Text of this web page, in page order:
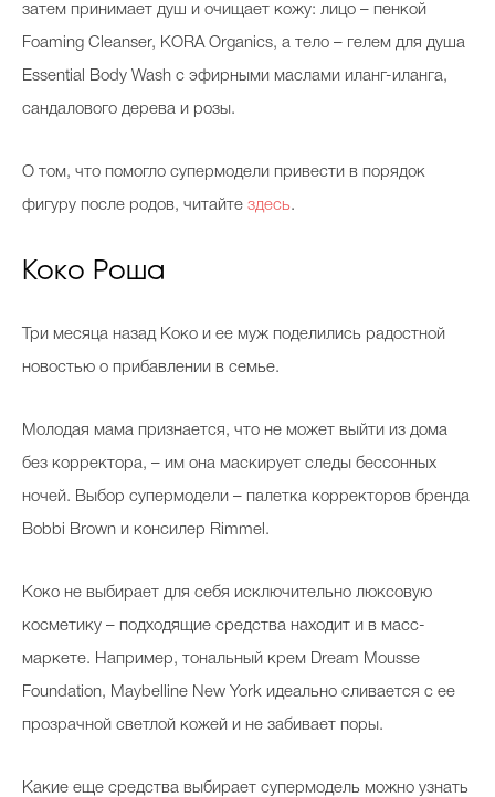
затем принимает душ и очищает кожу: лицо – пенкой
Foaming Cleanser, KORA Organics, а тело – гелем для душа
Essential Body Wash с эфирными маслами иланг-иланга,
сандалового дерева и розы.
О том, что помогло супермодели привести в порядок
фигуру после родов, читайте здесь.
Коко Роша
Три месяца назад Коко и ее муж поделились радостной
новостью о прибавлении в семье.
Молодая мама признается, что не может выйти из дома
без корректора, – им она маскирует следы бессонных
ночей. Выбор супермодели – палетка корректоров бренда
Bobbi Brown и консилер Rimmel.
Коко не выбирает для себя исключительно люксовую
косметику – подходящие средства находит и в масс-
маркете. Например, тональный крем Dream Mousse
Foundation, Maybelline New York идеально сливается с ее
прозрачной светлой кожей и не забивает поры.
Какие еще средства выбирает супермодель можно узнать